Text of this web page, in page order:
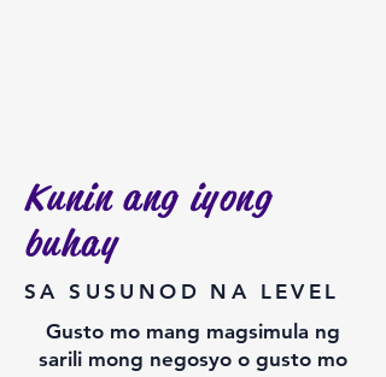
Kunin ang iyong
buhay
SA SUSUNOD NA LEVEL
Gusto mo mang magsimula ng
sarili mong negosyo o gusto mo